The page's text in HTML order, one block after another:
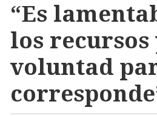
“Es
los recursos
voluntad